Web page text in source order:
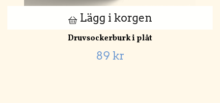
Lägg i korgen
Druvsockerburk i plåt
89 kr